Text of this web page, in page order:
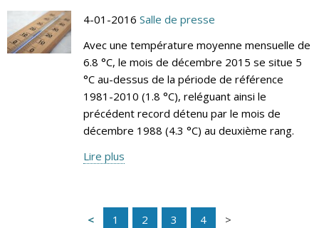
4-01-2016 Salle de presse
Avec une température moyenne mensuelle de
6.8 °C, le mois de décembre 2015 se situe 5
°C au-dessus de la période de référence
1981-2010 (1.8 °C), reléguant ainsi le
précédent record détenu par le mois de
décembre 1988 (4.3 °C) au deuxième rang.
Lire plus
1 2 3 4